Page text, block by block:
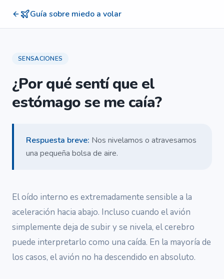
Guía sobre miedo a volar
SENSACIONES
¿Por qué sentí que el
estómago se me caía?
Respuesta breve: Nos nivelamos o atravesamos
una pequeña bolsa de aire.
El oído interno es extremadamente sensible a la
aceleración hacia abajo. Incluso cuando el avión
simplemente deja de subir y se nivela, el cerebro
puede interpretarlo como una caída. En la mayoría de
los casos, el avión no ha descendido en absoluto.